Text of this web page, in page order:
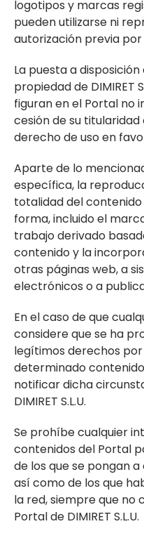
logotipos y marcas
pueden utilizarse ni
autorización previa
La puesta a
propiedad de DIMIRET
figuran en el Portal no
cesión de su
derecho de uso en
Aparte de lo
específica, la
totalidad del
forma, incluido el
trabajo derivado
contenido y la
otras páginas web, a
electrónicos o a
En el caso de que
considere que se ha
legítimos derechos
determinado
notificar dicha
DIMIRET S.L.U.
Se prohíbe cualquier
contenidos del Portal
de los que se pongan a
así como de los que
la red, siempre que no
Portal de DIMIRET S.L.U.